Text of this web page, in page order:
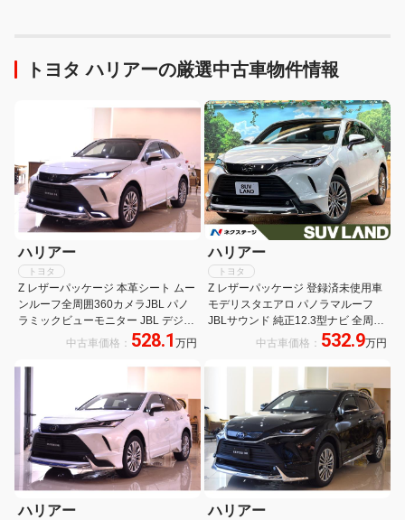
トヨタ ハリアーの厳選中古車物件情報
ハリアー
トヨタ
Z レザーパッケージ 本革シート ムー
ンルーフ全周囲360カメラJBL パノ
ラミックビューモニター JBL デジタ
ルインナーミラー ブラインドスポッ
トモニターアクセサリーコンセント
LED付モデリスタエアロ
中古車価格： 528.1 万円
ハリアー
トヨタ
Z レザーパッケージ 登録済未使用車
モデリスタエアロ パノラマルーフ
JBLサウンド 純正12.3型ナビ 全周囲
カメラ レーダークルーズ デジタルミ
ラー 本革シート ベンチレーション
純正19インチアルミ LEDヘッド
中古車価格： 532.9万円
ハリアー ハリアー